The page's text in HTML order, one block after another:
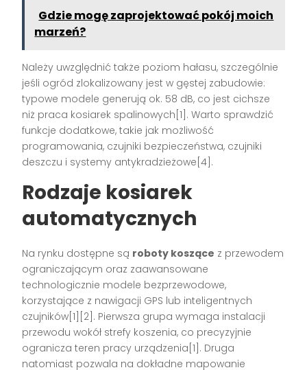
Gdzie mogę zaprojektować pokój moich
marzeń?
Należy uwzględnić także poziom hałasu, szczególnie
jeśli ogród zlokalizowany jest w gęstej zabudowie:
typowe modele generują ok. 58 dB, co jest cichsze
niż praca kosiarek spalinowych[1]. Warto sprawdzić
funkcje dodatkowe, takie jak możliwość
programowania, czujniki bezpieczeństwa, czujniki
deszczu i systemy antykradzieżowe[4].
Rodzaje kosiarek
automatycznych
Na rynku dostępne są roboty koszące z przewodem
ograniczającym oraz zaawansowane
technologicznie modele bezprzewodowe,
korzystające z nawigacji GPS lub inteligentnych
czujników[1][2]. Pierwsza grupa wymaga instalacji
przewodu wokół strefy koszenia, co precyzyjnie
ogranicza teren pracy urządzenia[1]. Druga
natomiast pozwala na dokładne mapowanie